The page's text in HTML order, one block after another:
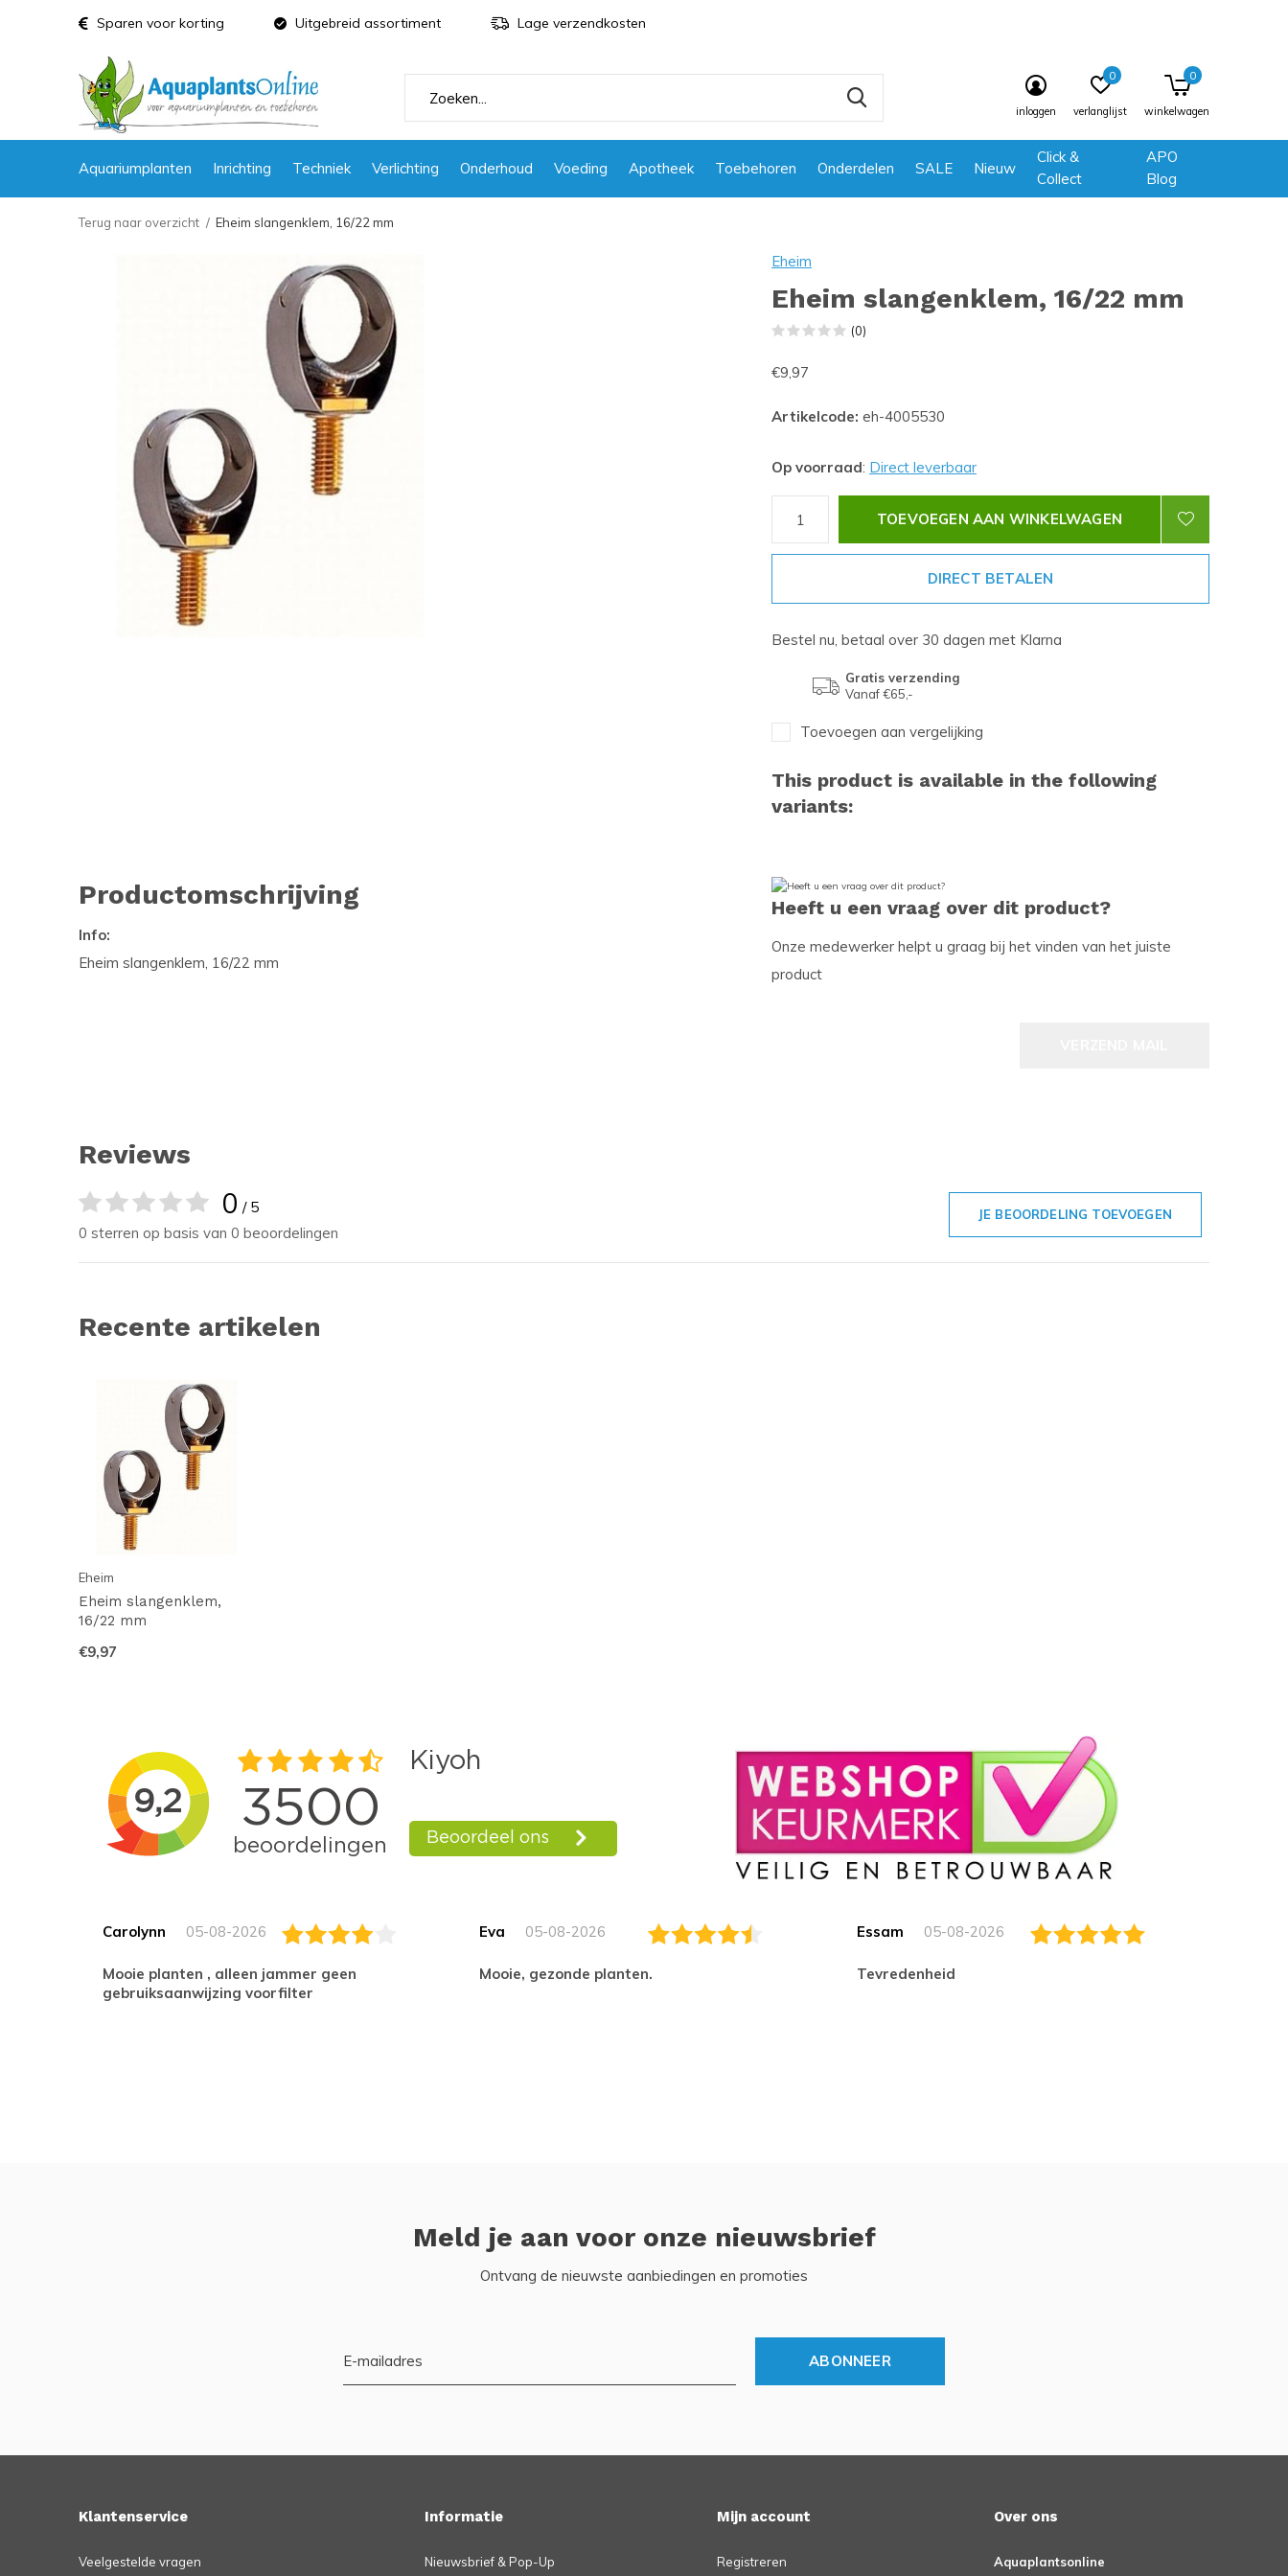
Aquariumplanten Inrichting Techniek Verlichting Onderhoud Voeding Apotheek Toebehoren Onderdelen SALE Nieuw
Click &
Collect
APO
Blog
inloggen verlanglijst
0
winkelwagen
0
Sparen voor korting Uitgebreid assortiment Lage verzendkosten
Terug naar overzicht Eheim slangenklem, 16/22 mm
Eheim
Eheim slangenklem, 16/22 mm
(0)
€9,97
Artikelcode: eh-4005530
Op voorraad: Direct leverbaar
TOEVOEGEN AAN WINKELWAGEN
DIRECT BETALEN
Bestel nu, betaal over 30 dagen met Klarna
Gratis verzending
Vanaf €65,-
Toevoegen aan vergelijking
This product is available in the following
variants:
Productomschrijving
Info:
Eheim slangenklem, 16/22 mm
Heeft u een vraag over dit product?
Onze medewerker helpt u graag bij het vinden van het juiste
product
Reviews
0 / 5
0 sterren op basis van 0 beoordelingen
JE BEOORDELING TOEVOEGEN
Recente artikelen
Eheim
Eheim slangenklem,
16/22 mm
€9,97
Carolynn 05-08-2026
Mooie planten , alleen jammer geen
gebruiksaanwijzing voorfilter
Eva 05-08-2026
Mooie, gezonde planten.
Essam 05-08-2026
tevredenheid
Meld je aan voor onze nieuwsbrief
Ontvang de nieuwste aanbiedingen en promoties
ABONNEER
Klantenservice
Veelgestelde vragen
Informatie
Nieuwsbrief & Pop-Up
Mijn account
Registreren
Over ons
Aquaplantsonline